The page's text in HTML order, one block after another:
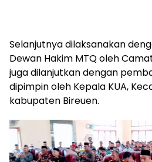
Selanjutnya dilaksanakan
Dewan Hakim MTQ oleh
juga dilanjutkan dengan
dipimpin oleh Kepala KUA,
kabupaten Bireuen.